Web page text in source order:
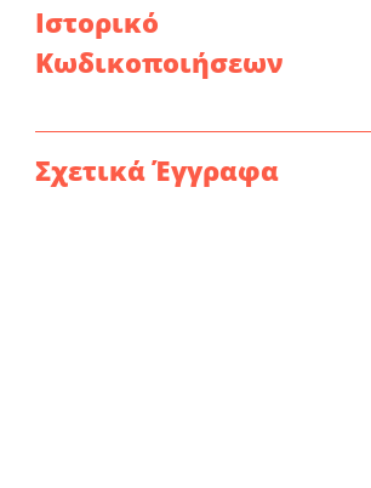
Ιστορικό
Κωδικοποιήσεων
Σχετικά Έγγραφα